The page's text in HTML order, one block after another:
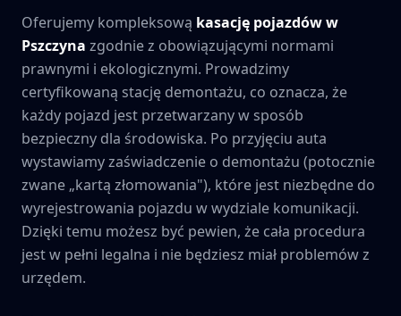
Oferujemy kompleksową kasację pojazdów w
Pszczyna zgodnie z obowiązującymi normami
prawnymi i ekologicznymi. Prowadzimy
certyfikowaną stację demontażu, co oznacza, że
każdy pojazd jest przetwarzany w sposób
bezpieczny dla środowiska. Po przyjęciu auta
wystawiamy zaświadczenie o demontażu (potocznie
zwane „kartą złomowania"), które jest niezbędne do
wyrejestrowania pojazdu w wydziale komunikacji.
Dzięki temu możesz być pewien, że cała procedura
jest w pełni legalna i nie będziesz miał problemów z
urzędem.